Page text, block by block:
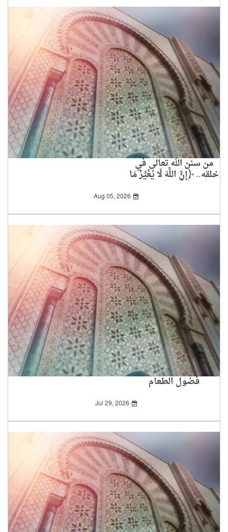
من سنن الله تعالى في
خلقه.. ﴿إِنَّ اللَّهَ لَا يُغَيِّرُ مَا
بِقَوْمٍ حَتَّى يُغَيِّرُوا مَا
Aug 05, 2026
فضول الطعام
Jul 29, 2026